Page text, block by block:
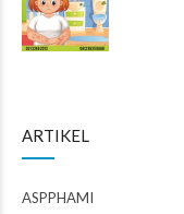
ARTIKEL
ASPPHAMI